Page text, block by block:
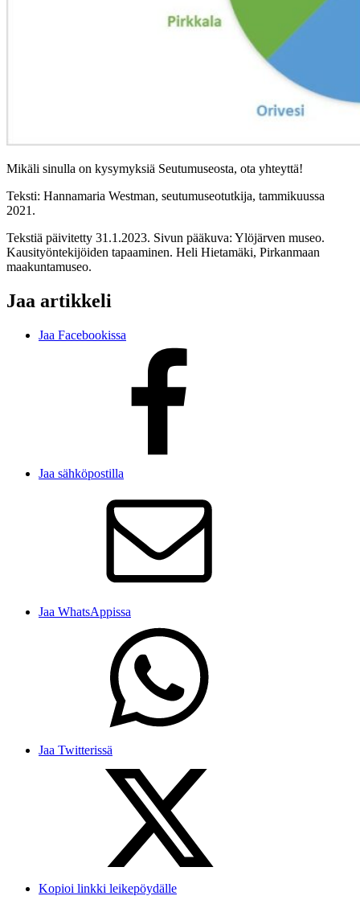
Mikäli sinulla on kysymyksiä Seutumuseosta, ota yhteyttä!
Teksti: Hannamaria Westman, seutumuseotutkija, tammikuussa
2021.
Tekstiä päivitetty 31.1.2023. Sivun pääkuva: Ylöjärven museo.
Kausityöntekijöiden tapaaminen. Heli Hietamäki, Pirkanmaan
maakuntamuseo.
Jaa artikkeli
Jaa Facebookissa
Jaa sähköpostilla
Jaa WhatsAppissa
Jaa Twitterissä
Kopioi linkki leikepöydälle